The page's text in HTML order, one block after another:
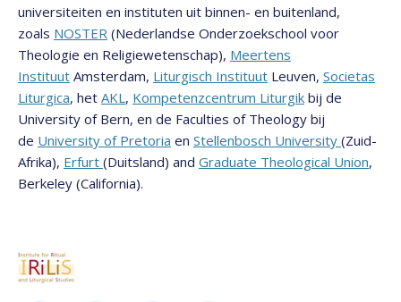
universiteiten en instituten uit binnen- en buitenland,
zoals NOSTER (Nederlandse Onderzoekschool voor
Theologie en Religiewetenschap), Meertens
Instituut Amsterdam, Liturgisch Instituut Leuven, Societas
Liturgica, het AKL, Kompetenzcentrum Liturgik bij de
University of Bern, en de Faculties of Theology bij
de University of Pretoria en Stellenbosch University (Zuid-
Afrika), Erfurt (Duitsland) and Graduate Theological Union,
Berkeley (California).